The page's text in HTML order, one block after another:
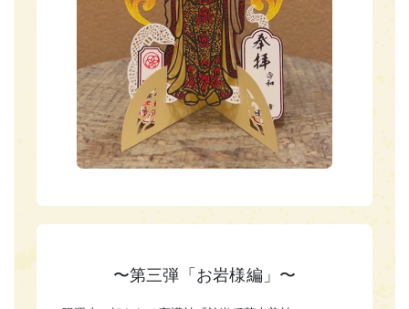
〜第三弾「お岩様編」〜